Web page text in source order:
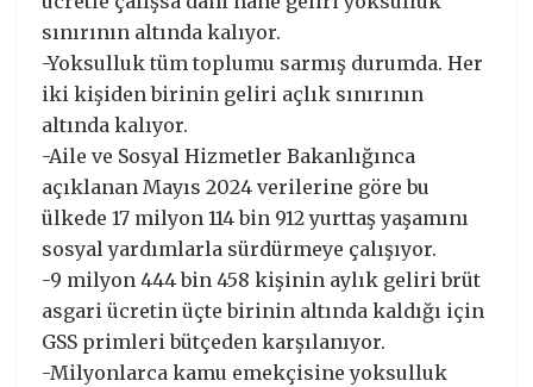
sınırının altında kalıyor.
-Yoksulluk tüm toplumu sarmış durumda. Her
iki kişiden birinin geliri açlık sınırının
altında kalıyor.
-Aile ve Sosyal Hizmetler Bakanlığınca
açıklanan Mayıs 2024 verilerine göre bu
ülkede 17 milyon 114 bin 912 yurttaş yaşamını
sosyal yardımlarla sürdürmeye çalışıyor.
-9 milyon 444 bin 458 kişinin aylık geliri brüt
asgari ücretin üçte birinin altında kaldığı için
GSS primleri bütçeden karşılanıyor.
-Milyonlarca kamu emekçisine yoksulluk